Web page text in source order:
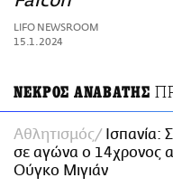
ΑΜΠΑ
PRINT
LIFO NEWSROOM
15.1.2024
ΝΕΚΡΟΣ ΑΝΑΒΑΤΗΣ
Αθλητισμός
Ισπανία:
σε αγώνα ο 14χρονος
Ούγκο Μιγιάν